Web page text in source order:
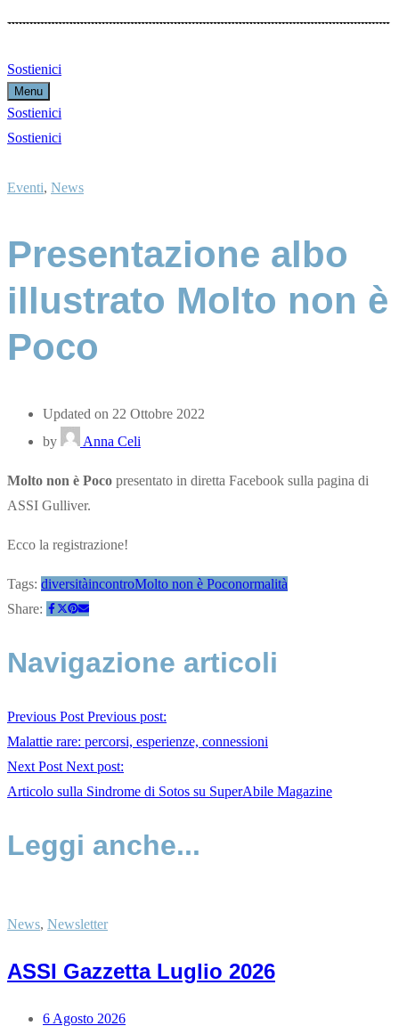
Sostienici
Menu
Sostienici
Sostienici
Eventi, News
Presentazione albo
illustrato Molto non è
Poco
Updated on 22 Ottobre 2022
by
Anna Celi
Molto non è Poco presentato in diretta Facebook sulla pagina di
ASSI Gulliver.
Ecco la registrazione!
Tags: diversitàincontroMolto non è Poconormalità
Share:
Navigazione articoli
Previous Post Previous post:
Malattie rare: percorsi, esperienze, connessioni
Next Post Next post:
Articolo sulla Sindrome di Sotos su SuperAbile Magazine
Leggi anche...
News, Newsletter
ASSI Gazzetta Luglio 2026
6 Agosto 2026